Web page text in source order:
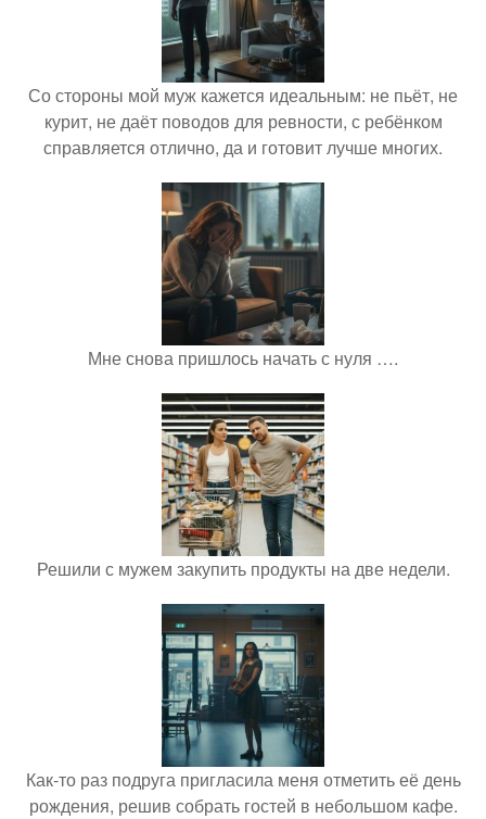
Со стороны мой муж кажется идеальным: не пьёт, не
курит, не даёт поводов для ревности, с ребёнком
справляется отлично, да и готовит лучше многих.
Мне снова пришлось начать с нуля ….
Решили с мужем закупить продукты на две недели.
Как-то раз подруга пригласила меня отметить её день
рождения, решив собрать гостей в небольшом кафе.